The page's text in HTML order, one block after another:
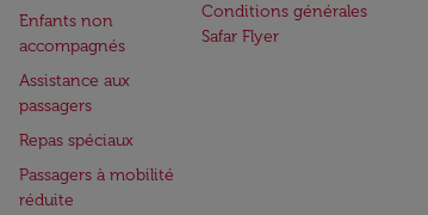
Enfants non
accompagnés
Assistance aux
passagers
Repas spéciaux
Passagers à mobilité
réduite
Conditions générales
Safar Flyer